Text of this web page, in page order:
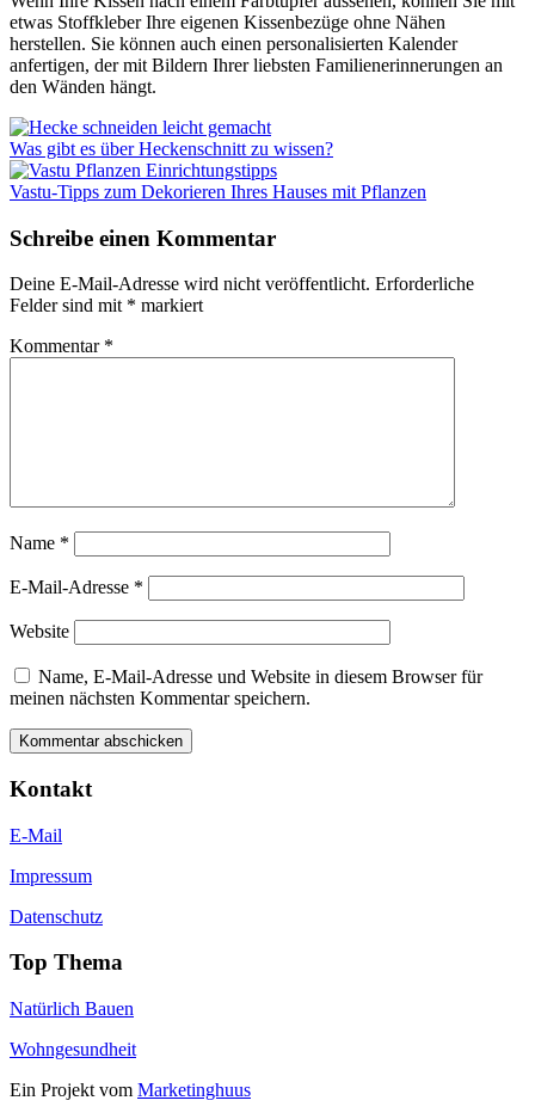
etwas Stoffkleber Ihre eigenen Kissenbezüge ohne Nähen
herstellen. Sie können auch einen personalisierten Kalender
anfertigen, der mit Bildern Ihrer liebsten Familienerinnerungen an
den Wänden hängt.
Was gibt es über Heckenschnitt zu wissen?
Vastu-Tipps zum Dekorieren Ihres Hauses mit Pflanzen
Schreibe einen Kommentar
Deine E-Mail-Adresse wird nicht veröffentlicht. Erforderliche
Felder sind mit * markiert
Kommentar *
Name *
E-Mail-Adresse *
Website
Name, E-Mail-Adresse und Website in diesem Browser für
meinen nächsten Kommentar speichern.
Kontakt
E-Mail
Impressum
Datenschutz
Top Thema
Natürlich Bauen
Wohngesundheit
Ein Projekt vom Marketinghuus